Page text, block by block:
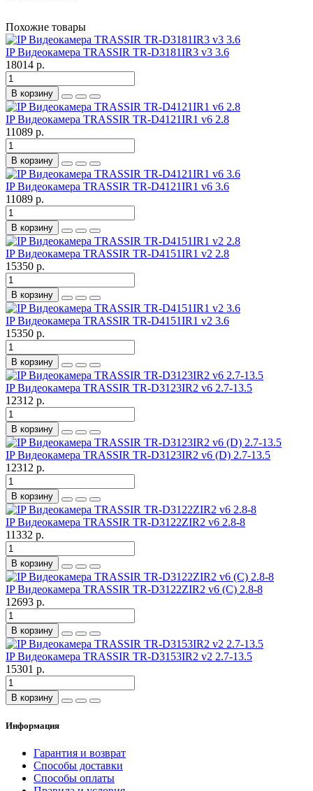
Похожие товары
IP Видеокамера TRASSIR TR-D3181IR3 v3 3.6
18014 р.
В корзину
IP Видеокамера TRASSIR TR-D4121IR1 v6 2.8
11089 р.
В корзину
IP Видеокамера TRASSIR TR-D4121IR1 v6 3.6
11089 р.
В корзину
IP Видеокамера TRASSIR TR-D4151IR1 v2 2.8
15350 р.
В корзину
IP Видеокамера TRASSIR TR-D4151IR1 v2 3.6
15350 р.
В корзину
IP Видеокамера TRASSIR TR-D3123IR2 v6 2.7-13.5
12312 р.
В корзину
IP Видеокамера TRASSIR TR-D3123IR2 v6 (D) 2.7-13.5
12312 р.
В корзину
IP Видеокамера TRASSIR TR-D3122ZIR2 v6 2.8-8
11332 р.
В корзину
IP Видеокамера TRASSIR TR-D3122ZIR2 v6 (C) 2.8-8
12693 р.
В корзину
IP Видеокамера TRASSIR TR-D3153IR2 v2 2.7-13.5
15301 р.
В корзину
Информация
Гарантия и возврат
Способы доставки
Способы оплаты